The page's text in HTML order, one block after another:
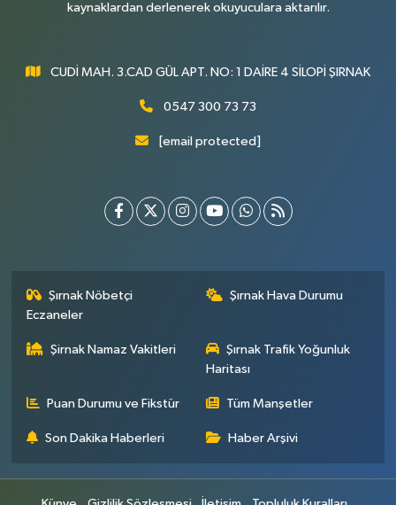
kaynaklardan derlenerek okuyuculara aktarılır.
CUDİ MAH. 3.CAD GÜL APT. NO: 1 DAİRE 4 SİLOPİ ŞIRNAK
0547 300 73 73
[email protected]
Şırnak Nöbetçi
Eczaneler
Şırnak Hava Durumu
Şirnak Namaz Vakitleri
Şırnak Trafik Yoğunluk
Haritası
Puan Durumu ve Fikstür Tüm Manşetler
Son Dakika Haberleri Haber Arşivi